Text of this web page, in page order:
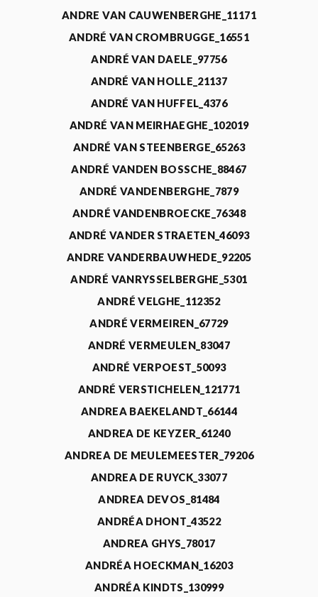
ANDRE VAN CAUWENBERGHE_11171
ANDRÉ VAN CROMBRUGGE_16551
ANDRÉ VAN DAELE_97756
ANDRÉ VAN HOLLE_21137
ANDRÉ VAN HUFFEL_4376
ANDRÉ VAN MEIRHAEGHE_102019
ANDRÉ VAN STEENBERGE_65263
ANDRÉ VANDEN BOSSCHE_88467
ANDRÉ VANDENBERGHE_7879
ANDRÉ VANDENBROECKE_76348
ANDRÉ VANDER STRAETEN_46093
ANDRE VANDERBAUWHEDE_92205
ANDRÉ VANRYSSELBERGHE_5301
ANDRÉ VELGHE_112352
ANDRÉ VERMEIREN_67729
ANDRÉ VERMEULEN_83047
ANDRÉ VERPOEST_50093
ANDRÉ VERSTICHELEN_121771
ANDREA BAEKELANDT_66144
ANDREA DE KEYZER_61240
ANDREA DE MEULEMEESTER_79206
ANDREA DE RUYCK_33077
ANDREA DEVOS_81484
ANDRÉA DHONT_43522
ANDREA GHYS_78017
ANDRÉA HOECKMAN_16203
ANDRÉA KINDTS_130999